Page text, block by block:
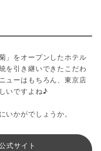
」をオープンしたホテル
を引き継いできたこだわ
ューはもちろん、東京店
いですよね♪
いかがでしょうか。
式サイト